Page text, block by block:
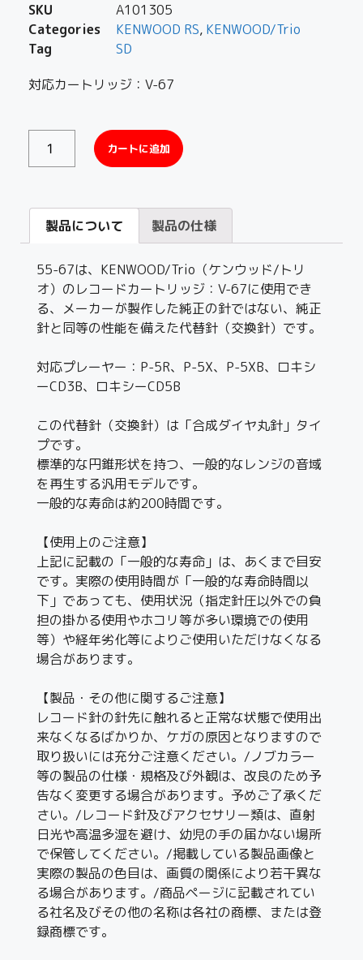
SKU
A101305
Categories
KENWOOD RS, KENWOOD/Trio
Tag
SD
対応カートリッジ：V-67
カートに追加
製品について 製品の仕様
55-67は、KENWOOD/Trio（ケンウッド/トリ
オ）のレコードカートリッジ：V-67に使用でき
る、メーカーが製作した純正の針ではない、純正
針と同等の性能を備えた代替針（交換針）です。
対応プレーヤー：P-5R、P-5X、P-5XB、ロキシ
ーCD3B、ロキシーCD5B
この代替針（交換針）は「合成ダイヤ丸針」タイ
プです。
標準的な円錐形状を持つ、一般的なレンジの音域
を再生する汎用モデルです。
一般的な寿命は約200時間です。
【使用上のご注意】
上記に記載の「一般的な寿命」は、あくまで目安
です。実際の使用時間が「一般的な寿命時間以
下」であっても、使用状況（指定針圧以外での負
担の掛かる使用やホコリ等が多い環境での使用
等）や経年劣化等によりご使用いただけなくなる
場合があります。
【製品・その他に関するご注意】
レコード針の針先に触れると正常な状態で使用出
来なくなるばかりか、ケガの原因となりますので
取り扱いには充分ご注意ください。/ノブカラー
等の製品の仕様・規格及び外観は、改良のため予
告なく変更する場合があります。予めご了承くだ
さい。/レコード針及びアクセサリー類は、直射
日光や高温多湿を避け、幼児の手の届かない場所
で保管してください。/掲載している製品画像と
実際の製品の色目は、画質の関係により若干異な
る場合があります。/商品ページに記載されてい
る社名及びその他の名称は各社の商標、または登
録商標です。